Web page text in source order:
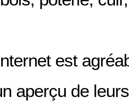
est
aperçu de